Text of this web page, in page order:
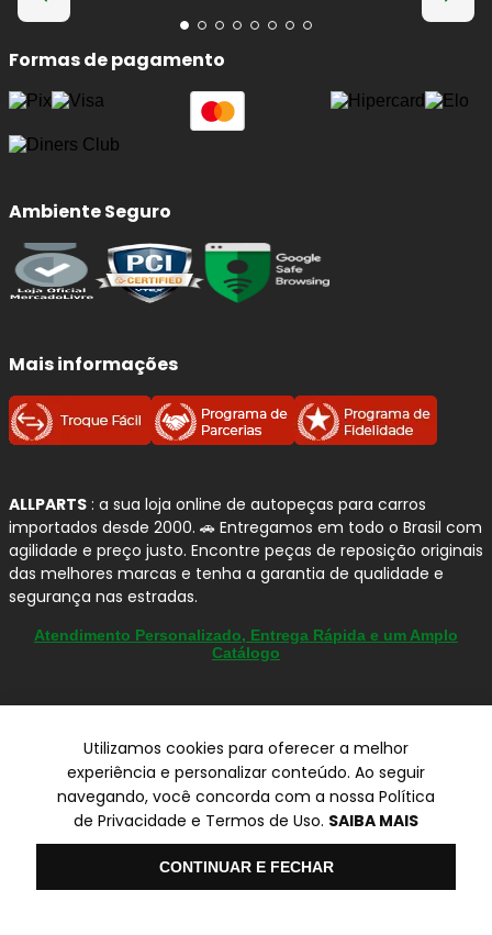
Formas de pagamento
Ambiente Seguro
Mais informações
ALLPARTS : a sua loja online de autopeças para carros
importados desde 2000. 🚗 Entregamos em todo o Brasil com
agilidade e preço justo. Encontre peças de reposição originais
das melhores marcas e tenha a garantia de qualidade e
segurança nas estradas.
Atendimento Personalizado, Entrega Rápida e um Amplo
Catálogo
© Copyright 2000-2026
ALLPARTS Com. de Peças Automotivas Ltda.
CNPJ 03.724.695/0001-42 - Av. Avelino Capellato, 450 - Santa
Claudina - Vinhedo/SP - CEP 13284-480.
Preços, condições de pagamento e frete exclusivos para compras via
internet utilizando CPF, podendo variar na Loja Física e Televendas.
Preços e descontos podem variar no checkout.
Utilizamos cookies para oferecer a melhor
experiência e personalizar conteúdo. Ao seguir
navegando, você concorda com a nossa Política
de Privacidade e Termos de Uso. SAIBA MAIS
CONTINUAR E FECHAR